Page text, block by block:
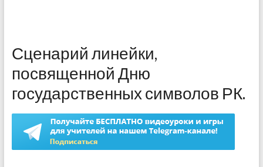
Сценарий линейки,
посвященной Дню
государственных символов РК.